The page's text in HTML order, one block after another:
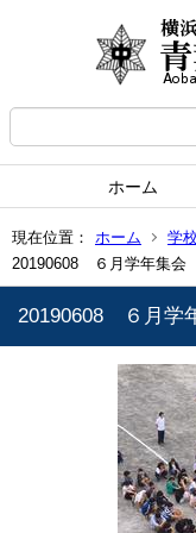
ホーム
現在位置： ホーム
学
20190608 ６月学年集会
20190608 ６月学